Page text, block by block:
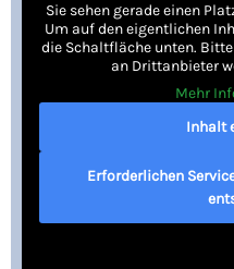
Sie sehen gerade einen
Um auf den eigentlichen
die Schaltfläche unten.
an Drittanbieter
Mehr
Inhalt
Erforderlichen